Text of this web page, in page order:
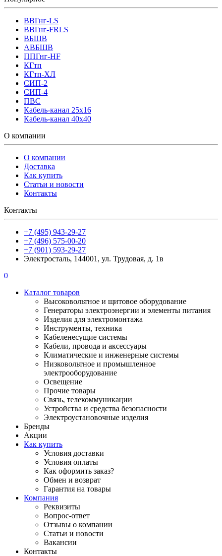
ВВГнг-LS
ВВГнг-FRLS
ВБШВ
АВБШВ
ППГнг-HF
КГтп
КГтп-ХЛ
СИП-2
СИП-4
ПВС
Кабель-канал 25х16
Кабель-канал 40х40
О компании
О компании
Доставка
Как купить
Статьи и новости
Контакты
Контакты
+7 (495) 943-29-27
+7 (496) 575-00-20
+7 (901) 593-29-27
Электросталь, 144001, ул. Трудовая, д. 1в
0
Каталог товаров
Высоковольтное и щитовое оборудование
Генераторы электроэнергии и элементы питания
Изделия для электромонтажа
Инструменты, техника
Кабеленесущие системы
Кабели, провода и аксессуары
Климатические и инженерные системы
Низковольтное и промышленное
электрооборудование
Освещение
Прочие товары
Связь, телекоммуникации
Устройства и средства безопасности
Электроустановочные изделия
Бренды
Акции
Как купить
Условия доставки
Условия оплаты
Как оформить заказ?
Обмен и возврат
Гарантия на товары
Компания
Реквизиты
Вопрос-ответ
Отзывы о компании
Статьи и новости
Вакансии
Контакты